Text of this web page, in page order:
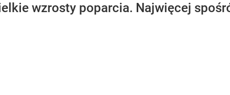
wzrosty poparcia. Najwięcej